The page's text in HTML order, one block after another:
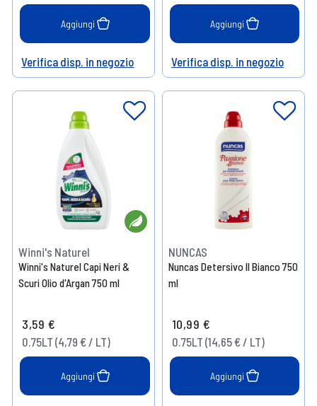
Aggiungi
Help
Verifica disp. in negozio
Aggiungi
Help
Verifica disp. in negozio
Winni's Naturel
Winni's Naturel Capi Neri &
Scuri Olio d'Argan 750 ml
3,59 €
0.75LT (4,79 € / LT)
Aggiungi
NUNCAS
Nuncas Detersivo Il Bianco 750
ml
10,99 €
0.75LT (14,65 € / LT)
Aggiungi